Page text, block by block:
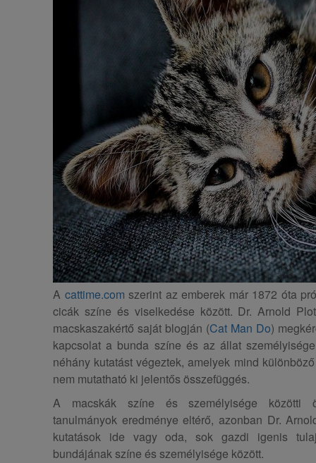
A cattime.com szerint az emberek már 1872 óta
cicák színe és viselkedése között. Dr. Arnold
macskaszakértő saját blogján (Cat Man Do)
kapcsolat a bunda színe és az állat
néhány kutatást végeztek, amelyek mind
nem mutatható ki jelentős összefüggés.
A macskák színe és személyisége közötti
tanulmányok eredménye eltérő, azonban Dr.
kutatások ide vagy oda, sok gazdi igenis
bundájának színe és személyisége között.